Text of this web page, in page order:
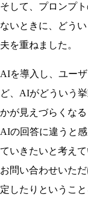
そして、プロンプ
ないときに、どう
夫を重ねました。
AIを導入し、ユー
ど、AIがどういう
かが見えづらくなる
AIの回答に違うと
ていきたいと考え
お問い合わせいた
定したりということ